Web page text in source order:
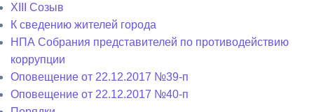
XIII Созыв
К сведению жителей города
НПА Собрания представителей по противодействию
коррупции
Оповещение от 22.12.2017 №39-п
Оповещение от 22.12.2017 №40-п